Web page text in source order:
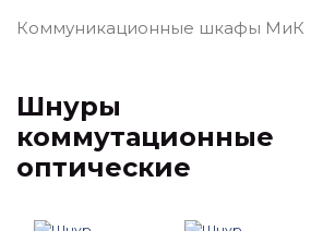
Коммуникационные шкафы МиК
Шнуры
коммутационные
оптические